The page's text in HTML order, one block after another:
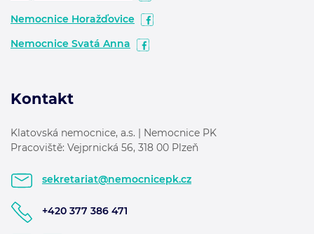
Nemocnice Horažďovice
Nemocnice Svatá Anna
Kontakt
Klatovská nemocnice, a.s. | Nemocnice PK
Pracoviště: Vejprnická 56, 318 00 Plzeň
sekretariat@nemocnicepk.cz
+420 377 386 471